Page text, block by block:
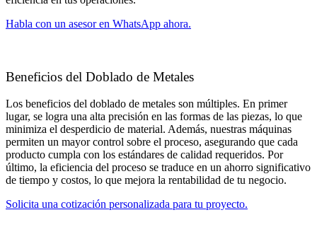
Habla con un asesor en WhatsApp ahora.
Beneficios del Doblado de Metales
Los beneficios del doblado de metales son múltiples. En primer
lugar, se logra una alta precisión en las formas de las piezas, lo que
minimiza el desperdicio de material. Además, nuestras máquinas
permiten un mayor control sobre el proceso, asegurando que cada
producto cumpla con los estándares de calidad requeridos. Por
último, la eficiencia del proceso se traduce en un ahorro significativo
de tiempo y costos, lo que mejora la rentabilidad de tu negocio.
Solicita una cotización personalizada para tu proyecto.